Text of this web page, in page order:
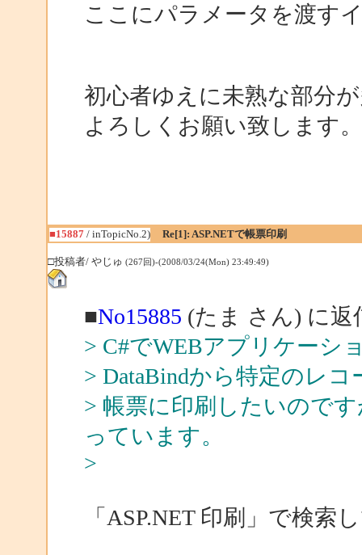
ここにパラメータを渡す
初心者ゆえに未熟な部分
よろしくお願い致します。
■15887/ inTopicNo.2) Re[1]: ASP.NETで帳票印刷
□投稿者/ やじゅ (267回)-(2008/03/24(Mon) 23:49:49)
■No15885 (たま さん) に返
> C#でWEBアプリケーシ
> DataBindから特定のレ
> 帳票に印刷したいので
っています。
>
「ASP.NET 印刷」で検索